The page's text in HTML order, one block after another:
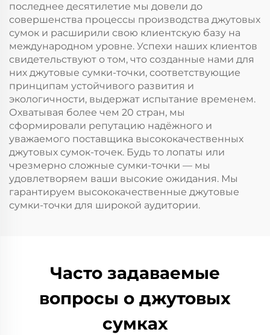
последнее десятилетие мы довели до
совершенства процессы производства джутовых
сумок и расширили свою клиентскую базу на
международном уровне. Успехи наших клиентов
свидетельствуют о том, что созданные нами для
них джутовые сумки-точки, соответствующие
принципам устойчивого развития и
экологичности, выдержат испытание временем.
Охватывая более чем 20 стран, мы
сформировали репутацию надёжного и
уважаемого поставщика высококачественных
джутовых сумок-точек. Будь то лопаты или
чрезмерно сложные сумки-точки — мы
удовлетворяем ваши высокие ожидания. Мы
гарантируем высококачественные джутовые
сумки-точки для широкой аудитории.
Часто задаваемые
вопросы о джутовых
сумках